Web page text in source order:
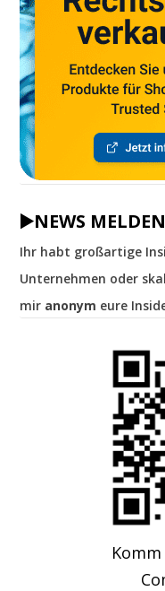
▶️NEWS
Ihr habt großartige
Unternehmen oder
mir anonym eure